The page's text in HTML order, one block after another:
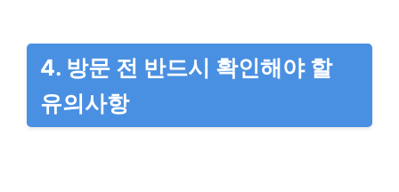
4. 방문 전 반드시 확인해야 할
유의사항